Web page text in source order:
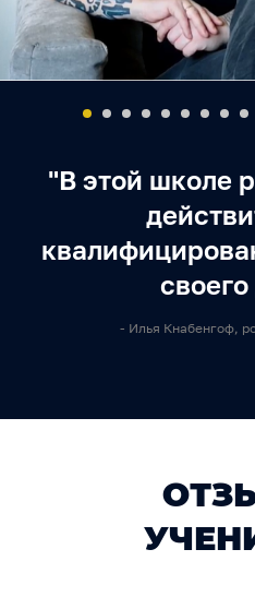
"В этой школе
- Илья Кнабенгоф,